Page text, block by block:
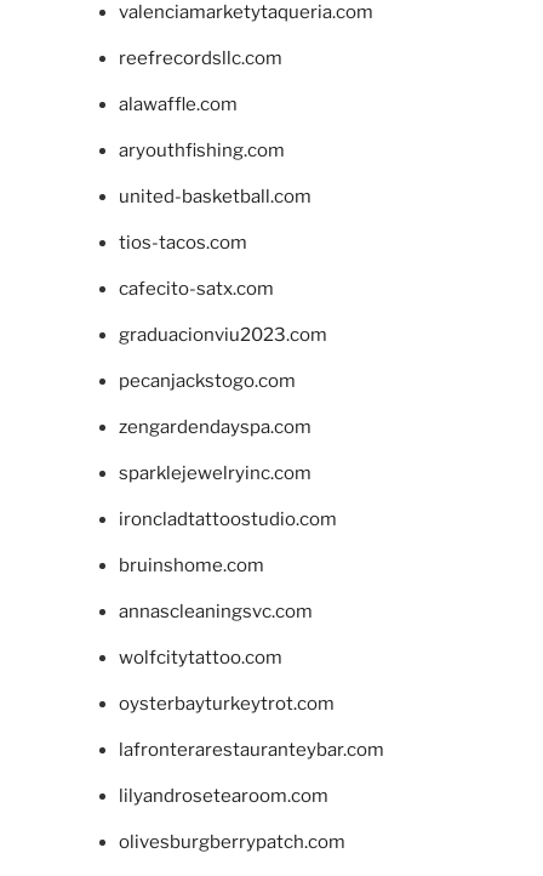
valenciamarketytaqueria.com
reefrecordsllc.com
alawaffle.com
aryouthfishing.com
united-basketball.com
tios-tacos.com
cafecito-satx.com
graduacionviu2023.com
pecanjackstogo.com
zengardendayspa.com
sparklejewelryinc.com
ironcladtattoostudio.com
bruinshome.com
annascleaningsvc.com
wolfcitytattoo.com
oysterbayturkeytrot.com
lafronterarestauranteybar.com
lilyandrosetearoom.com
olivesburgberrypatch.com